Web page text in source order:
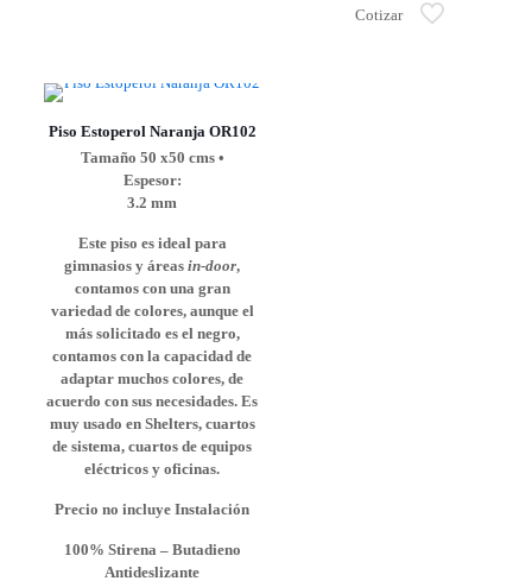
Cotizar
Piso Estoperol Naranja OR102
Tamaño 50 x50 cms •
Espesor:
3.2 mm
Este piso es ideal para
gimnasios y áreasin-door,
contamos con una gran
variedad de colores, aunque el
más solicitado es el negro,
contamos con la capacidad de
adaptar muchos colores, de
acuerdo con sus necesidades. Es
muy usado en Shelters, cuartos
de sistema, cuartos de equipos
eléctricos y oficinas.
Precio no incluye Instalación
100% Stirena – Butadieno
Antideslizante